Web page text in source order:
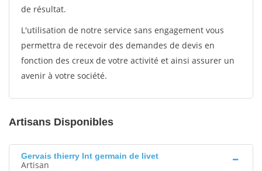
de résultat.
L'utilisation de notre service sans engagement vous
permettra de recevoir des demandes de devis en
fonction des creux de votre activité et ainsi assurer un
avenir à votre société.
Artisans Disponibles
Gervais thierry Int germain de livet
Artisan